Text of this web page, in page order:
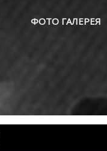
ФОТО ГАЛЕРЕЯ
Дерек Чисора